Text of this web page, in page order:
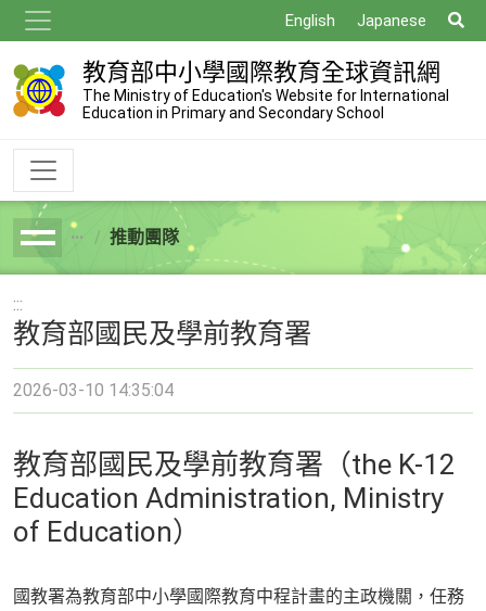
到
主
要
內
English Japanese
尋
教育部中小學國際教育全球資訊網
The Ministry of Education's Website for International
Education in Primary and Secondary School
breadcrumb推動團隊
:::
教育部國民及學前教育署
2026-03-10 14:35:04
教育部國民及學前教育署（the K-12
Education Administration, Ministry
of Education）
國教署為教育部中小學國際教育中程計畫的主政機關，任務